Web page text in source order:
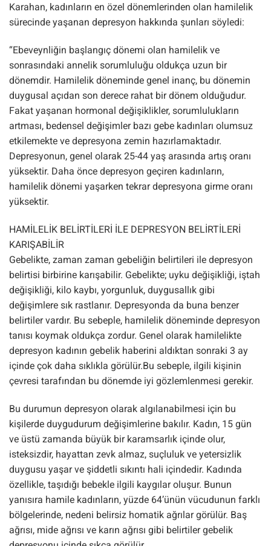
Karahan, kadınların en özel dönemlerinden olan hamilelik
sürecinde yaşanan depresyon hakkında şunları söyledi:
“Ebeveynliğin başlangıç dönemi olan hamilelik ve
sonrasındaki annelik sorumluluğu oldukça uzun bir
dönemdir. Hamilelik döneminde genel inanç, bu dönemin
duygusal açıdan son derece rahat bir dönem olduğudur.
Fakat yaşanan hormonal değişiklikler, sorumlulukların
artması, bedensel değişimler bazı gebe kadınları olumsuz
etkilemekte ve depresyona zemin hazırlamaktadır.
Depresyonun, genel olarak 25-44 yaş arasında artış oranı
yüksektir. Daha önce depresyon geçiren kadınların,
hamilelik dönemi yaşarken tekrar depresyona girme oranı
yüksektir.
HAMİLELİK BELİRTİLERİ İLE DEPRESYON BELİRTİLERİ
KARIŞABİLİR
Gebelikte, zaman zaman gebeliğin belirtileri ile depresyon
belirtisi birbirine karışabilir. Gebelikte; uyku değişikliği, iştah
değişikliği, kilo kaybı, yorgunluk, duygusallık gibi
değişimlere sık rastlanır. Depresyonda da buna benzer
belirtiler vardır. Bu sebeple, hamilelik döneminde depresyon
tanısı koymak oldukça zordur. Genel olarak hamilelikte
depresyon kadının gebelik haberini aldıktan sonraki 3 ay
içinde çok daha sıklıkla görülür.Bu sebeple, ilgili kişinin
çevresi tarafından bu dönemde iyi gözlemlenmesi gerekir.
Bu durumun depresyon olarak algılanabilmesi için bu
kişilerde duygudurum değişimlerine bakılır. Kadın, 15 gün
ve üstü zamanda büyük bir karamsarlık içinde olur,
isteksizdir, hayattan zevk almaz, suçluluk ve yetersizlik
duygusu yaşar ve şiddetli sıkıntı hali içindedir. Kadında
özellikle, taşıdığı bebekle ilgili kaygılar oluşur. Bunun
yanısıra hamile kadınların, yüzde 64’ünün vücudunun farklı
bölgelerinde, nedeni belirsiz homatik ağrılar görülür. Baş
ağrısı, mide ağrısı ve karın ağrısı gibi belirtiler gebelik